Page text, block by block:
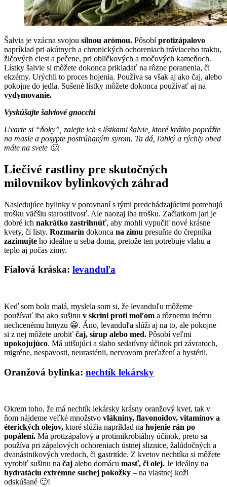
Šalvia je vzácna svojou silnou arómou. Pôsobíprotizápalovo
napríklad pri akútnych a chronických ochoreniach tráviaceho traktu,
žlčových ciest a pečene, pri obličkových a močových kameňoch.
Lístky šalvie si môžete dokonca prikladať na rôzne poranenia, či
ekzémy. Urýchli to proces hojenia. Používa sa však aj ako čaj, alebo
pokojne do jedla. Sušené lístky môžete dokonca používať aj na
vydymovanie.
Vyskúšajte šalviové gnocchi
Uvarte si “ňoky”, zalejte ich s lístkami šalvie, ktoré krátko poprážte
na masle a posypte postrúhaným syrom. Ta dá, ľahký a rýchly obed
máte na svete 🙂.
Liečivé rastliny pre skutočných
milovníkov bylinkových záhrad
Nasledujúce bylinky v porovnaní s tými predchádzajúcimi potrebujú
trošku väčšiu starostlivosť. Ale naozaj iba trošku. Začiatkom jari je
dobré ich nakrátko zastrihnúť, aby mohli vypučiť nové krásne
kvety, či listy. Rozmarín dokonca na zimu presuňte do črepníka
zazimujte ho ideálne u seba doma, pretože ten potrebuje vlahu a
teplo aj počas zimy.
Fialová kráska: levanduľa
Keď som bola malá, myslela som si, že levanduľu môžeme
používať iba ako sušinu v skrini proti moľom a rôznemu inému
nechcenému hmyzu 😀. Áno, levanduľa slúži aj na to, ale pokojne
si z nej môžete urobiť čaj, sirup alebo med. Pôsobí veľmi
upokojujúco. Má utišujúci a slabo sedatívny účinok pri závratoch,
migréne, nespavosti, neurasténii, nervovom preťažení a hystérii.
Oranžová bylinka: nechtík lekársky
Okrem toho, že má nechtík lekársky krásny oranžový kvet, tak v
ňom nájdeme veľké množstvo vlákniny, flavonoidov, vitamínov a
éterických olejov, ktoré slúžia napríklad na hojenie rán po
popálení. Má protizápalový a protimikrobiálny účinok, preto sa
používa pri zápalových ochoreniach ústnej sliznice, žalúdočných a
dvanástnikových vredoch, či gastritíde. Z kvetov nechtíka si môžete
vyrobiť sušinu na čaj alebo domácu masť, či olej. Je ideálny na
hydratáciu extrémne suchej pokožky – na vlastnej koži
odskúšané 🙂!